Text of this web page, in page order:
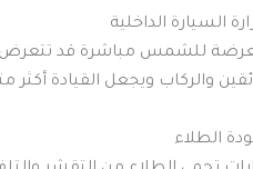
السيارة الداخلية
للشمس مباشرة قد تتعرض
والركاب ويجعل القيادة أكثر
الطلاء